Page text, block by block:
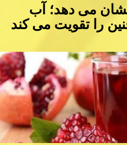
می دهد؛ آب
را تقویت می كند